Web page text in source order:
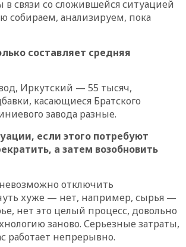
вчера, 21:10 РФ не получала
обращений о прекращении
вчера, 21:00В России вновь
вчера, 20:45Матвиенко:
россиянам могут
рекомендовать не посещать
вчера, 20:35ПВО за день
вчера, 20:27
призвала оптимизировать
олимпиады для поступления в
вузы
вчера, 20:15
в связи со сложившейся ситуацией
собираем, анализируем, пока
составляет средняя
Иркутский — 55 тысяч,
касающиеся Братского
завода разные.
если этого потребуют
а затем возобновить
отключить
хуже — нет, например, сырья —
нет это целый процесс, довольно
заново. Серьезные затраты,
работает непрерывно.